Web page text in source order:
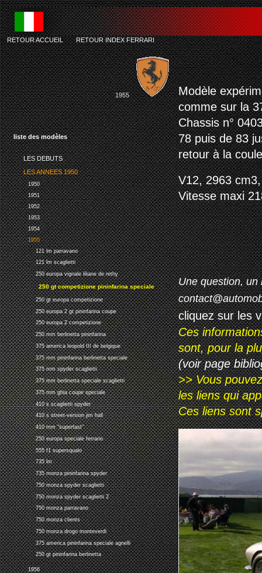
liste des modèles
LES DEBUTS
LES ANNEES 1950
1950
1951
1952
1953
1954
1955
121 lm parravano
121 lm scaglietti
250 europa vignale liliane de rethy
250 gt competizione pininfarina speciale
250 gt europa competizione
250 europa 2 gt pininfarina coupe
250 europa 2 competizione
250 mm berlinetta pininfarina
375 america leopold III de belgique
375 mm pininfarina berlinetta speciale
375 mm spyder scaglietti
375 mm berlinetta speciale scaglietti
375 mm ghia coupe speciale
410 s scaglietti spyder
410 s street-version jim hall
410 mm "superfast"
250 europa speciale ferrario
555 f1 supersqualo
735 lm
735 monza pininfarina spyder
750 monza spyder scaglietti
750 monza spyder scaglietti 2
750 monza parravano
750 monza clients
750 monza drogo monteverdi
375 america pininfarina speciale agnelli
250 gt pininfarina berlinetta
1956
RETOUR ACCUEIL-RETOUR INDEX FERRARI
1955
Modèle
comme sur la
Chassis n°
78 puis de 83
retour à la
V12, 2963
Vitesse maxi
Une question, un
cliquez sur les
Ces
sont, pour la
(voir page
>> Vous
les liens qui
Ces liens sont